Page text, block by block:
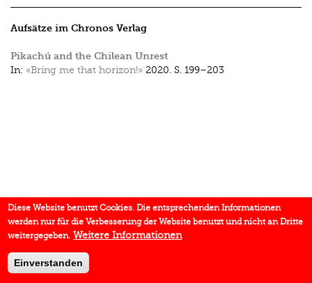
Aufsätze im Chronos Verlag
Pikachú and the Chilean Unrest
In: «Bring me that horizon!» 2020. S. 199–203
Diese Website benutzt Cookies. Die entsprechenden Informationen
werden nur für die Verbesserung der Website benutzt und nicht an Dritte
weitergegeben. Weitere Informationen
Einverstanden